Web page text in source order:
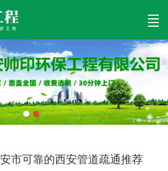
污泥工程 清淤检测
市可靠的西安管道疏通推荐